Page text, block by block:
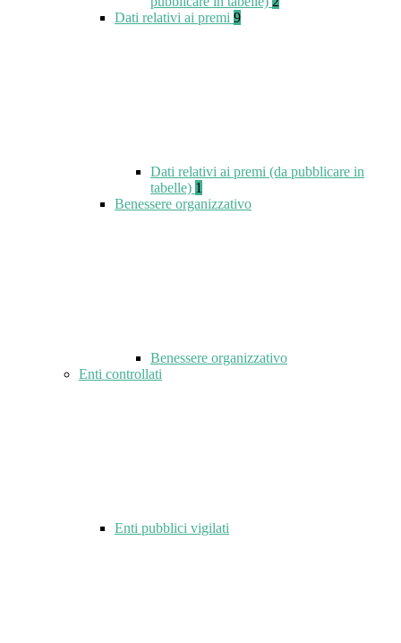
Dati relativi ai premi 9
Dati relativi ai premi (da pubblicare in
tabelle) 1
Benessere organizzativo
Benessere organizzativo
Enti controllati
Enti pubblici vigilati